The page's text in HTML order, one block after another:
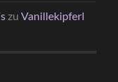
zu Vanillekipferl